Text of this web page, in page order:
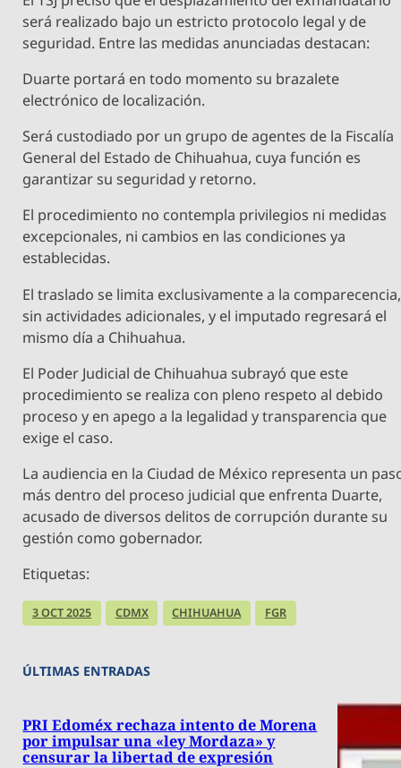
será realizado bajo un estricto protocolo legal y de
seguridad. Entre las medidas anunciadas destacan:
Duarte portará en todo momento su brazalete
electrónico de localización.
Será custodiado por un grupo de agentes de la Fiscalía
General del Estado de Chihuahua, cuya función es
garantizar su seguridad y retorno.
El procedimiento no contempla privilegios ni medidas
excepcionales, ni cambios en las condiciones ya
establecidas.
El traslado se limita exclusivamente a la comparecencia,
sin actividades adicionales, y el imputado regresará el
mismo día a Chihuahua.
El Poder Judicial de Chihuahua subrayó que este
procedimiento se realiza con pleno respeto al debido
proceso y en apego a la legalidad y transparencia que
exige el caso.
La audiencia en la Ciudad de México representa un
más dentro del proceso judicial que enfrenta Duarte,
acusado de diversos delitos de corrupción durante su
gestión como gobernador.
Etiquetas:
3 OCT 2025 CDMX CHIHUAHUA FGR
ÚLTIMAS ENTRADAS
PRI Edoméx rechaza intento de Morena
por impulsar una «ley Mordaza» y
censurar la libertad de expresión